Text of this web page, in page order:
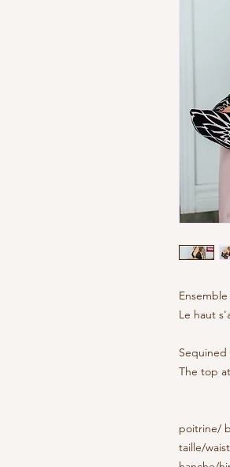
Le haut
The top
taille/